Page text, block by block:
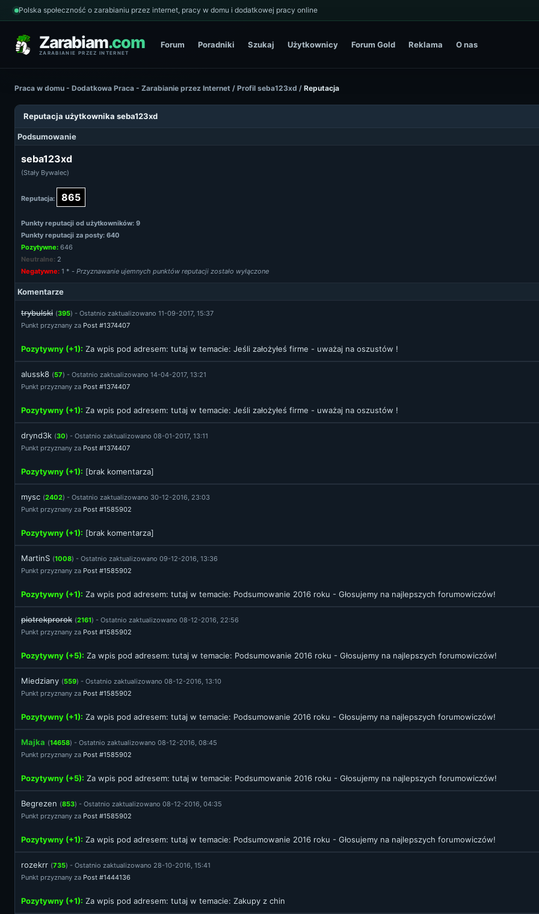
Polska społeczność o zarabianiu przez internet, pracy w domu i dodatkowej pracy online
Zarabiam.com
ZARABIANIE PRZEZ INTERNET
Forum Poradniki Szukaj Użytkownicy Forum Gold Reklama O nas
Praca w domu - Dodatkowa Praca - Zarabianie przez Internet / Profil seba123xd / Reputacja
Reputacja użytkownika seba123xd
Podsumowanie
seba123xd
(Stały Bywalec)
Reputacja: 865
Punkty reputacji od użytkowników: 9
Punkty reputacji za posty: 640
Pozytywne: 646
Neutralne: 2
Negatywne: 1 * - Przyznawanie ujemnych punktów reputacji zostało wyłączone
Komentarze
trybulski (395) - Ostatnio zaktualizowano 11-09-2017, 15:37
Punkt przyznany za Post #1374407
Pozytywny (+1): Za wpis pod adresem: tutaj w temacie: Jeśli założyłeś firme - uważaj na oszustów !
alussk8 (57) - Ostatnio zaktualizowano 14-04-2017, 13:21
Punkt przyznany za Post #1374407
Pozytywny (+1): Za wpis pod adresem: tutaj w temacie: Jeśli założyłeś firme - uważaj na oszustów !
drynd3k (30) - Ostatnio zaktualizowano 08-01-2017, 13:11
Punkt przyznany za Post #1374407
Pozytywny (+1): [brak komentarza]
mysc (2402) - Ostatnio zaktualizowano 30-12-2016, 23:03
Punkt przyznany za Post #1585902
Pozytywny (+1): [brak komentarza]
MartinS (1008) - Ostatnio zaktualizowano 09-12-2016, 13:36
Punkt przyznany za Post #1585902
Pozytywny (+1): Za wpis pod adresem: tutaj w temacie: Podsumowanie 2016 roku - Głosujemy na najlepszych forumowiczów!
piotrekprorok (2161) - Ostatnio zaktualizowano 08-12-2016, 22:56
Punkt przyznany za Post #1585902
Pozytywny (+5): Za wpis pod adresem: tutaj w temacie: Podsumowanie 2016 roku - Głosujemy na najlepszych forumowiczów!
Miedziany (559) - Ostatnio zaktualizowano 08-12-2016, 13:10
Punkt przyznany za Post #1585902
Pozytywny (+1): Za wpis pod adresem: tutaj w temacie: Podsumowanie 2016 roku - Głosujemy na najlepszych forumowiczów!
Majka (14658) - Ostatnio zaktualizowano 08-12-2016, 08:45
Punkt przyznany za Post #1585902
Pozytywny (+5): Za wpis pod adresem: tutaj w temacie: Podsumowanie 2016 roku - Głosujemy na najlepszych forumowiczów!
Begrezen (853) - Ostatnio zaktualizowano 08-12-2016, 04:35
Punkt przyznany za Post #1585902
Pozytywny (+1): Za wpis pod adresem: tutaj w temacie: Podsumowanie 2016 roku - Głosujemy na najlepszych forumowiczów!
rozekrr (735) - Ostatnio zaktualizowano 28-10-2016, 15:41
Punkt przyznany za Post #1444136
Pozytywny (+1): Za wpis pod adresem: tutaj w temacie: Zakupy z chin